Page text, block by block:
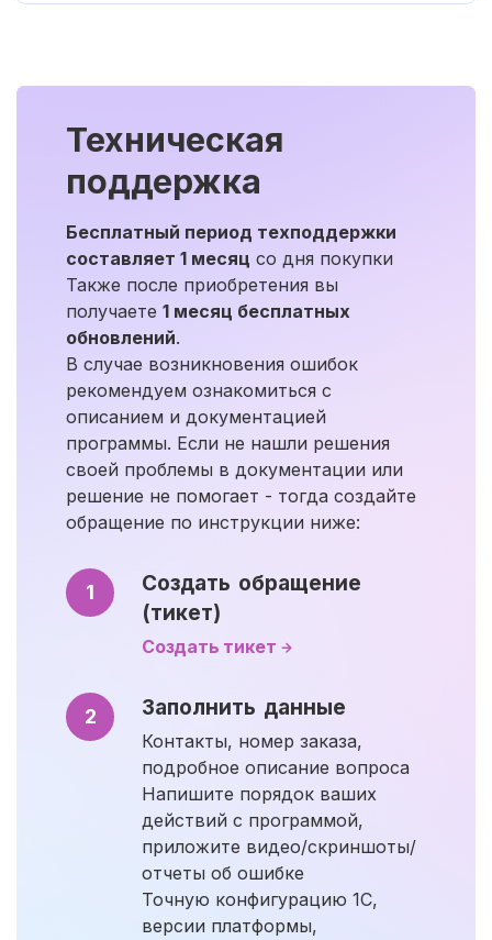
Техническая
поддержка
Бесплатный период техподдержки
составляет 1 месяц со дня покупки
Также после приобретения вы
получаете 1 месяц бесплатных
обновлений.
В случае возникновения ошибок
рекомендуем ознакомиться с
описанием и документацией
программы. Если не нашли решения
своей проблемы в документации или
решение не помогает - тогда создайте
обращение по инструкции ниже:
1
Создать обращение
(тикет)
Создать тикет
2 Заполнить данные
Контакты, номер заказа,
подробное описание вопроса
Напишите порядок ваших
действий с программой,
приложите видео/скриншоты/
отчеты об ошибке
Точную конфигурацию 1С,
версии платформы,